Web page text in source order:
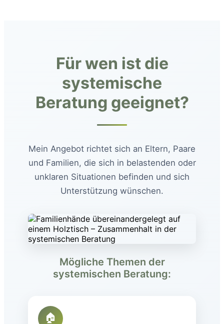
Für wen ist die
systemische
Beratung geeignet?
Mein Angebot richtet sich an Eltern, Paare
und Familien, die sich in belastenden oder
unklaren Situationen befinden und sich
Unterstützung wünschen.
Mögliche Themen der
systemischen Beratung:
🏠